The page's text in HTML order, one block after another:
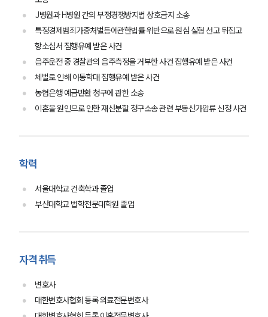
그룹소개
J병원과 H병원 간의 부정경쟁방지법 상호금지 소송
특정경제범죄가중처벌등에관한법률 위반으로 원심 실형 선고 뒤집고
항소심서 집행유예 받은 사건
음주운전 중 경찰관의 음주측정을 거부한 사건 집행유예 받은 사건
체벌로 인해 아동학대 집행유예 받은 사건
농협은행 예금반환 청구에 관한 소송
이혼을 원인으로 인한 재산분할 청구소송 관련 부동산가압류 신청 사건
학력
서울대학교 건축학과 졸업
부산대학교 법학전문대학원 졸업
자격 취득
변호사
대한변호사협회 등록 의료전문변호사